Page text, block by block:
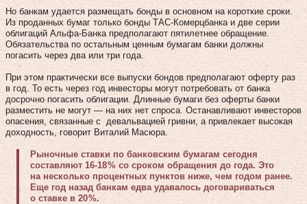
Но банкам удается размещать бонды в основном на короткие сроки.
Из проданных бумаг только бонды ТАС-Комерцбанка и две серии
облигаций Альфа-Банка предполагают пятилетнее обращение.
Обязательства по остальным ценным бумагам банки должны
погасить через два или три года.
При этом практически все выпуски бондов предполагают оферту раз
в год. То есть через год инвесторы могут потребовать от банка
досрочно погасить облигации. Длинные бумаги без оферты банки
размес­тить не могут — на них нет спроса. Останавливают инвесторов
опасения, связанные с девальвацией гривни, а привлекает высокая
доходность, говорит Виталий Масюра.
Рыночные ставки по банковским бумагам сегодня
составляют 16‑18 % со сроком обращения до года. Это
на несколько процентных пунк­тов ниже, чем годом ранее.
Еще год назад банкам едва удавалось договариваться
о ставке в 20 %.